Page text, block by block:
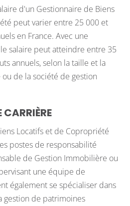
d'un Gestionnaire de Biens
peut varier entre 25 000 et
en France. Avec une
salaire peut atteindre entre 35
annuels, selon la taille et la
de la société de gestion
Locatifs et de Copropriété
postes de responsabilité
de Gestion Immobilière ou
une équipe de
également se spécialiser dans
gestion de patrimoines